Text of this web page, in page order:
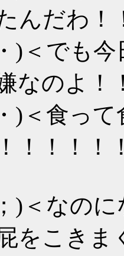
んだわ！
)＜でも
なのよ！
)＜食っ
！！！！
)＜なの
をこき